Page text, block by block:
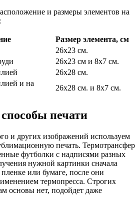
и размеры элементов на
Размер элемента, см
26х23 см.
26х23 см и 8х7 см.
26х28 см.
и на
26х28 см. и 8х7 см.
печати
и других изображений используем
печать. Термотрансфер
футболки с надписями разных
нужной картинки сначала
пленке или бумаге, после они
термопресса. Строгих
основы нет, подойдет даже